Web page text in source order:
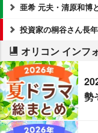
亜希 元夫・清原和博
投資家の桐谷さん長
オリコン インフ
勢